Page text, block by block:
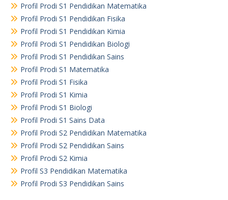
Profil Prodi S1 Pendidikan Matematika
Profil Prodi S1 Pendidikan Fisika
Profil Prodi S1 Pendidikan Kimia
Profil Prodi S1 Pendidikan Biologi
Profil Prodi S1 Pendidikan Sains
Profil Prodi S1 Matematika
Profil Prodi S1 Fisika
Profil Prodi S1 Kimia
Profil Prodi S1 Biologi
Profil Prodi S1 Sains Data
Profil Prodi S2 Pendidikan Matematika
Profil Prodi S2 Pendidikan Sains
Profil Prodi S2 Kimia
Profil S3 Pendidikan Matematika
Profil Prodi S3 Pendidikan Sains